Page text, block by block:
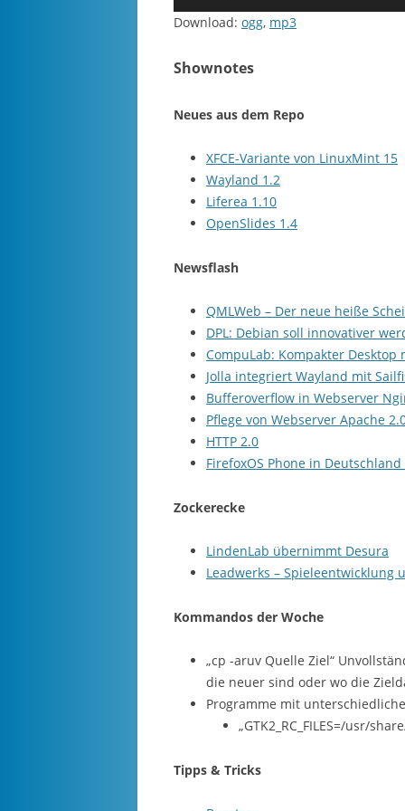
Download: ogg, mp3
Shownotes
Neues aus dem Repo
XFCE-Variante von LinuxMint 15
Wayland 1.2
Liferea 1.10
OpenSlides 1.4
Newsflash
QMLWeb – Der neue heiße
DPL: Debian soll innovativer
CompuLab: Kompakter Desktop
Jolla integriert Wayland mit
Bufferoverflow in Webserver
Pflege von Webserver Apache
HTTP 2.0
FirefoxOS Phone in
Zockerecke
LindenLab übernimmt Desura
Leadwerks – Spieleentwicklung
Kommandos der Woche
„cp -aruv Quelle Ziel“
die neuer sind oder wo die
Programme mit
„GTK2_RC_FILES=/usr/
Tipps & Tricks